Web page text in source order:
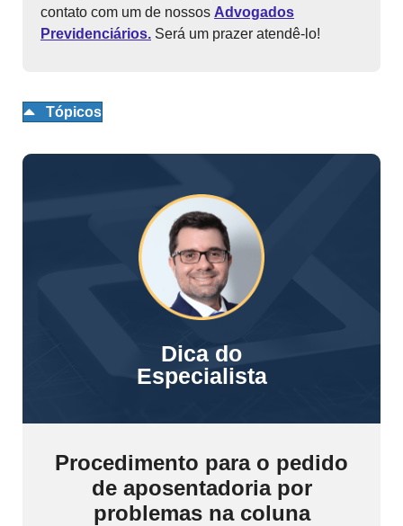
contato com um de nossos Advogados
Previdenciários. Será um prazer atendê-lo!
Tópicos
Dica do
Especialista
Procedimento para o pedido
de aposentadoria por
problemas na coluna